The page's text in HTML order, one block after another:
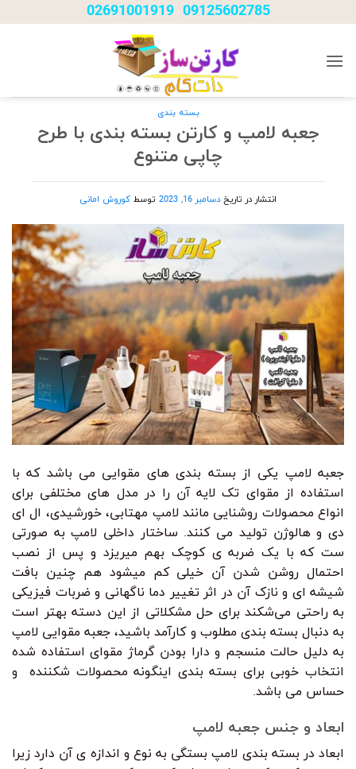
to
09125602785
-
02691001919
بسته بندی
جعبه لامپ و کارتن بسته بندی با طرح
چاپی متنوع
انتشار در تاریخ دسامبر 16, 2023 توسط کوروش امانی
جعبه لامپ یکی از بسته بندی های مقوایی می باشد که با
استفاده از مقوای تک لایه آن را در مدل های مختلفی برای
انواع محصولات روشنایی مانند لامپ مهتابی، خورشیدی، ال ای
دی و هالوژن تولید می کنند. ساختار داخلی لامپ به صورتی
ست که با یک ضربه ی کوچک بهم میریزد و پس از نصب
احتمال روشن شدن آن خیلی کم میشود هم چنین بافت
شیشه ای و نازک آن در اثر تغییر دما ناگهانی و ضربات فیزیکی
به راحتی می‌شکند برای حل مشکلاتی از این دسته بهتر است
به دنبال بسته بندی مطلوب و کارآمد باشید، جعبه مقوایی لامپ
به دلیل حالت منسجم و دارا بودن گرماژ مقوای استفاده شده
انتخاب خوبی برای بسته بندی اینگونه محصولات شکننده و
حساس می باشد.
ابعاد و جنس جعبه لامپ
ابعاد در بسته بندی لامپ بستگی به نوع و اندازه ی آن دارد زیرا